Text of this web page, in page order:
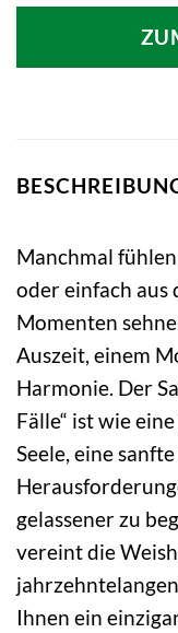
Manchmal
oder einfach aus
Momenten
Auszeit, einem
Harmonie. Der
Fälle“ ist wie
Seele, eine
gelassener zu
vereint die
Ihnen ein